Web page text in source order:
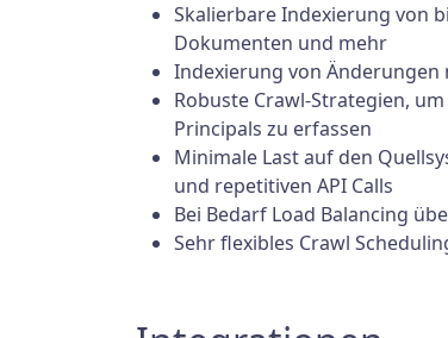
Skalierbare Indexierung von
Dokumenten und mehr
Indexierung von Änderungen
Robuste Crawl-Strategien,
Principals zu erfassen
Minimale Last auf den
und repetitiven API Calls
Bei Bedarf Load Balancing
Sehr flexibles Crawl